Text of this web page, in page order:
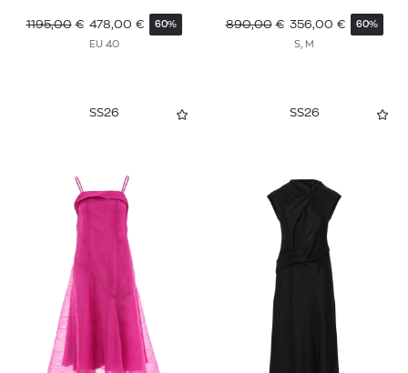
1195,00 € 478,00 € 60%
EU 40
890,00 € 356,00 € 60%
S, M
SS26 SS26